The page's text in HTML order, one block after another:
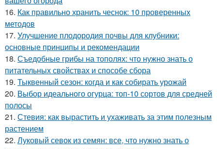
16. Как правильно хранить чеснок: 10 проверенных
методов
17. Улучшение плодородия почвы для клубники:
основные принципы и рекомендации
18. Съедобные грибы на тополях: что нужно знать о
питательных свойствах и способе сбора
19. Тыквенный сезон: когда и как собирать урожай
20. Выбор идеального огурца: топ-10 сортов для средней
полосы
21. Стевия: как вырастить и ухаживать за этим полезным
растением
22. Луковый севок из семян: все, что нужно знать о